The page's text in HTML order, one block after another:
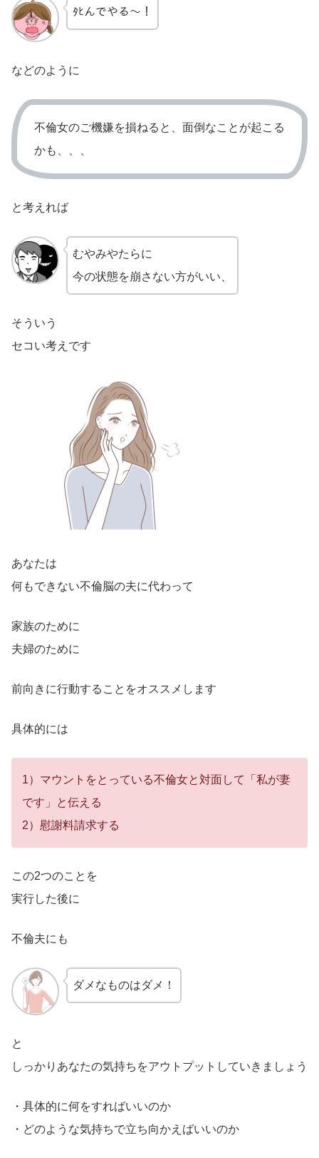
ﾀﾋんでやる〜！
などのように
不倫女のご機嫌を損ねると、面倒なことが起こる
かも、、、
と考えれば
むやみやたらに
今の状態を崩さない方がいい、
そういう
セコい考えです
あなたは
何もできない不倫脳の夫に代わって
家族のために
夫婦のために
前向きに行動することをオススメします
具体的には
1）マウントをとっている不倫女と対面して「私が妻
です」と伝える
2）慰謝料請求する
この2つのことを
実行した後に
不倫夫にも
ダメなものはダメ！
と
しっかりあなたの気持ちをアウトプットしていきましょう
・具体的に何をすればいいのか
・どのような気持ちで立ち向かえばいいのか